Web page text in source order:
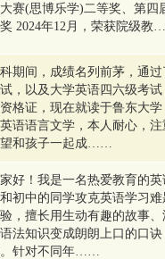
赛(思博乐学)二等奖、第四
2024年12月，荣获院级
期间，成绩名列前茅，通
，以及大学英语四六级考
格证，现在就读于鲁东大
语语言文学，本人耐心，注
和孩子一起成……
好！我是一名热爱教育的
初中的同学攻克英语学习
，擅长用生动有趣的故事
法知识变成朗朗上口的口
针对不同年……